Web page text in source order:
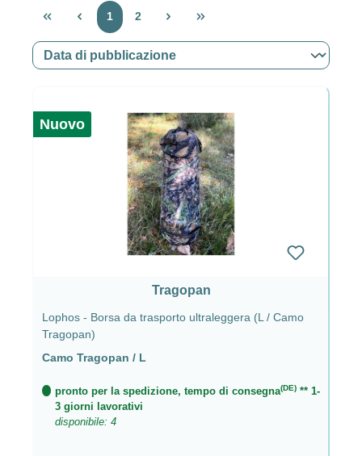
Pagina
1 Pagina
2
Nuovo
Tragopan
Lophos - Borsa da trasporto ultraleggera (L / Camo
Tragopan)
Camo Tragopan / L
pronto per la spedizione, tempo di consegna(DE)** 1-
3 giorni lavorativi
disponibile: 4